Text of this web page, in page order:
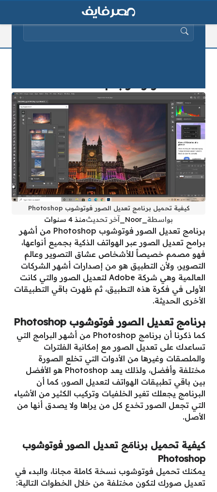
كيفية تحميل برنامج تعديل الصور فوتوشوب Photoshop
بواسطة آخر تحديثمنذ 4 سنوات
برنامج تعديل الصور فوتوشوب Photoshop من أشهر
برامح تعديل الصور عبر الهواتف الذكية بجميع أنواعها،
فهو مصمم خصيصاً للأشخاص عشاق التصوير وعالم
التصوير، ولأن التطبيق هو من إصدارات أشهر الشركات
العالمية وهي شركة Adobe لتعديل الصور والتي كانت
الأولى في فكرة هذه التطبيق، ثم ظهرت باقي التطبيقات
الأخرى الحديثة.
برنامج تعديل الصور فوتوشوب Photoshop
كما ذكرنا أن برنامج Photoshop من أشهر البرامج التي
تساعدك على تعديل الصور مع إمكانية الفلترات
والملصقات وغيرها من الأدوات التي تخلع الصورة
مختلفة وأفضل، ولذلك يعد Photoshop هو الأفضل
بين باقي تطبيقات الهواتف لتعديل الصور، كما أن
البرنامج يجعلك تغير الخلفيات وتركيب الكثير من الأشياء
التي تجعل الصور تخدع كل من يراها ولا يصدق أنها من
الأصل.
كيفية تحميل برنامَج تعديل الصور فوتوشوب
Photoshop
يمكنك تحميل فوتوشوب نسخة كاملة مجانا، والبدء في
تعديل صورك لتكون مختلفة من خلال الخطوات التالية:
البحث عن: